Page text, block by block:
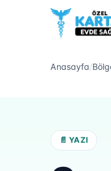
Anasayfa/
📄 YAZI